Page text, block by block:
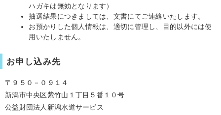
ハガキは無効となります）
抽選結果につきましては、文書にてご連絡いたします。
お預かりした個人情報は、適切に管理し、目的以外には使
用いたしません。
お申し込み先
〒９５０－０９１４
新潟市中央区紫竹山１丁目５番１０号
公益財団法人新潟水道サービス